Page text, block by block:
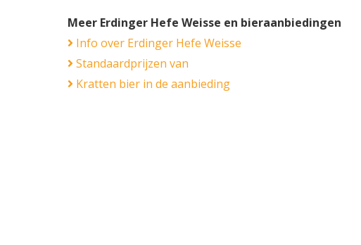
Meer Erdinger Hefe Weisse en bieraanbiedingen
Info over Erdinger Hefe Weisse
Standaardprijzen van
Kratten bier in de aanbieding